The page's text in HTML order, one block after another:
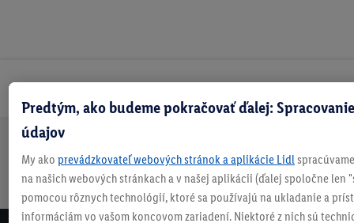
Doprava
zadarmo
30 dní na
vrátenie
Vrátenie
zadarmo
Každý
týždeň
niečo nové
Bezpečný nákup
Predtým, ako budeme pokračovať ďalej:
údajov
My ako prevádzkovateľ webových stránok a aplikácie Lidl
na našich webových stránkach a v našej aplikácii (ďalej spoločne len
pomocou rôznych technológií, ktoré sa používajú na ukladanie a
informáciám vo vašom koncovom zariadení. Niektoré z nich sú